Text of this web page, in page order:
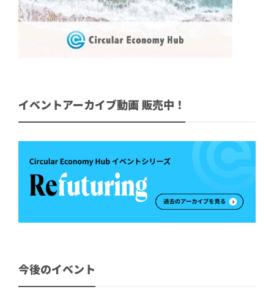
イベントアーカイブ動画 販売中！
今後のイベント